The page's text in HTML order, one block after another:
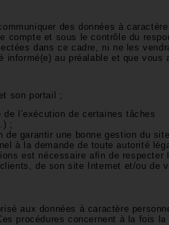
des données à
compte et sous le contrôle du
dans ce cadre, ni ne les
au préalable et que
son portail ;
l’exécution de certaines tâches
;
garantir une bonne gestion du
à la demande de toute autorité
est nécessaire afin de
de son site Internet et/ou de
aux données à caractère
procédures concernent à la fois